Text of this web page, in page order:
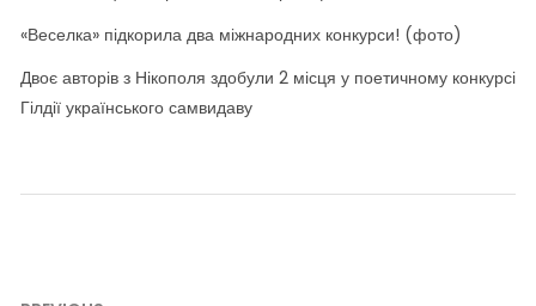
«Веселка» підкорила два міжнародних конкурси! (фото)
Двоє авторів з Нікополя здобули 2 місця у поетичному конкурсі
Гілдії українського самвидаву